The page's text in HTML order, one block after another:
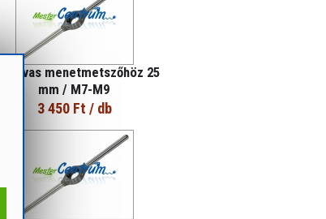
Hajtóvas menetmetszőhöz 25
mm / M7-M9
3 450 Ft / db